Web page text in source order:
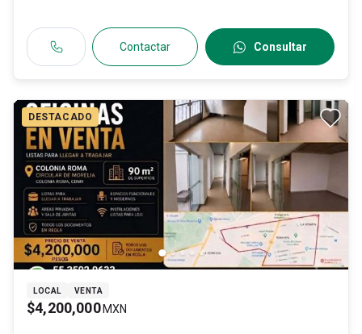
Contactar Consultar
DESTACADO
LOCAL VENTA
$4,200,000 MXN